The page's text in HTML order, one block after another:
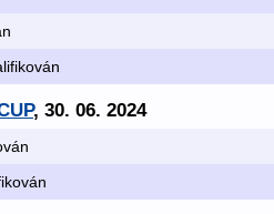
, 30. 06. 2024